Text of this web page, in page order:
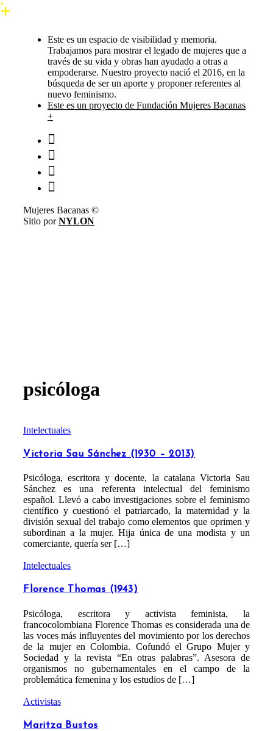
Este es un espacio de visibilidad y memoria.
Trabajamos para mostrar el legado de mujeres que a
través de su vida y obras han ayudado a otras a
empoderarse. Nuestro proyecto nació el 2016, en la
búsqueda de ser un aporte y proponer referentes al
nuevo feminismo.
Este es un proyecto de Fundación Mujeres Bacanas
+
Mujeres Bacanas ©
Sitio porNYLON
psicóloga
Intelectuales
Victoria Sau Sánchez (1930 – 2013)
Psicóloga, escritora y docente, la catalana Victoria Sau
Sánchez es una referenta intelectual del feminismo
español. Llevó a cabo investigaciones sobre el feminismo
científico y cuestionó el patriarcado, la maternidad y la
división sexual del trabajo como elementos que oprimen y
subordinan a la mujer. Hija única de una modista y un
comerciante, quería ser […]
Intelectuales
Florence Thomas (1943)
Psicóloga, escritora y activista feminista, la
francocolombiana Florence Thomas es considerada una de
las voces más influyentes del movimiento por los derechos
de la mujer en Colombia​. Cofundó el Grupo Mujer y
Sociedad y la revista “En otras palabras”. Asesora de
organismos no gubernamentales en el campo de la
problemática femenina y los estudios de […]
Activistas
Maritza Bustos